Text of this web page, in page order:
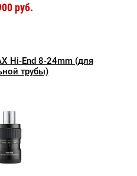
руб.
Hi-End 8-24mm (для
трубы)